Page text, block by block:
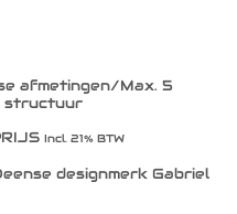
afmetingen/Max. 5
structuur
Incl. 21% BTW
designmerk Gabriel